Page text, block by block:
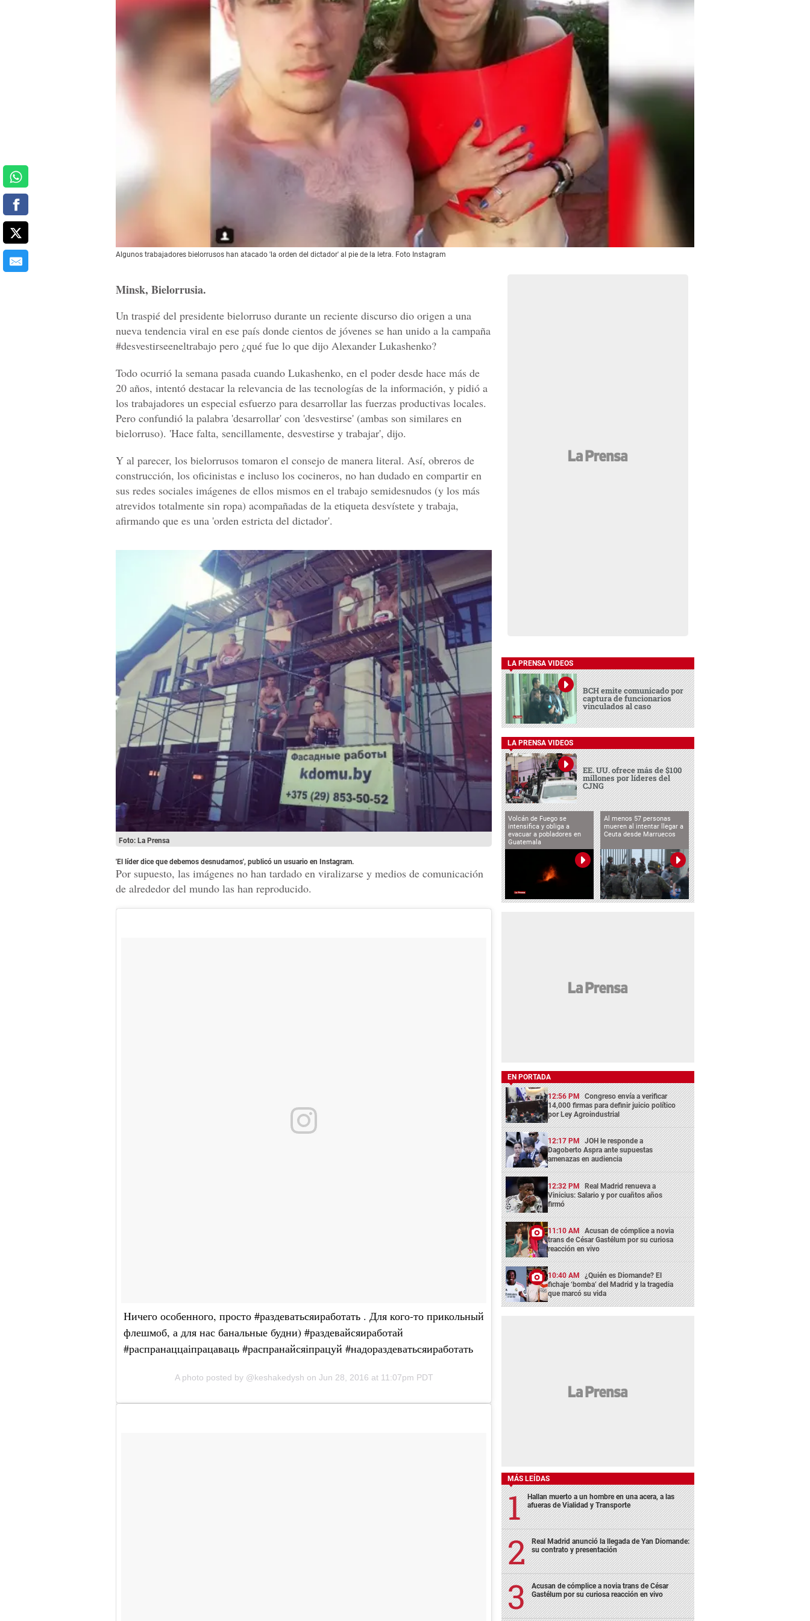
Algunos trabajadores bielorrusos han atacado 'la orden del dictador' al pie de la letra. Foto Instagram
Minsk, Bielorrusia.
Un traspié del presidente bielorruso durante un reciente discurso dio origen a una
nueva tendencia viral en ese país donde cientos de jóvenes se han unido a la campaña
#desvestirseeneltrabajo pero ¿qué fue lo que dijo Alexander Lukashenko?
Todo ocurrió la semana pasada cuando Lukashenko, en el poder desde hace más de
20 años, intentó destacar la relevancia de las tecnologías de la información, y pidió a
los trabajadores un especial esfuerzo para desarrollar las fuerzas productivas locales.
Pero confundió la palabra 'desarrollar' con 'desvestirse' (ambas son similares en
bielorruso). 'Hace falta, sencillamente, desvestirse y trabajar', dijo.
Y al parecer, los bielorrusos tomaron el consejo de manera literal. Así, obreros de
construcción, los oficinistas e incluso los cocineros, no han dudado en compartir en
sus redes sociales imágenes de ellos mismos en el trabajo semidesnudos (y los más
atrevidos totalmente sin ropa) acompañadas de la etiqueta desvístete y trabaja,
afirmando que es una 'orden estricta del dictador'.
Foto: La Prensa
'El líder dice que debemos desnudarnos', publicó un usuario en Instagram.
Por supuesto, las imágenes no han tardado en viralizarse y medios de comunicación
de alrededor del mundo las han reproducido.
Ничего особенного, просто #раздеватьсяиработать . Для кого-то прикольный
флешмоб, а для нас банальные будни) #раздевайсяиработай
#распранаццаіпрацаваць #распранайсяіпрацуй #надораздеватьсяиработать
A photo posted by @keshakedysh on Jun 28, 2016 at 11:07pm PDT
LA PRENSA VIDEOS
BCH emite comunicado por
captura de funcionarios
vinculados al caso
LA PRENSA VIDEOS
EE. UU. ofrece más de $100
millones por líderes del
CJNG
Volcán de Fuego se
intensifica y obliga a
evacuar a pobladores en
Guatemala
Al menos 57 personas
mueren al intentar llegar a
Ceuta desde Marruecos
EN PORTADA
12:56 PM Congreso envía a verificar
14,000 firmas para definir juicio político
por Ley Agroindustrial
12:17 PM JOH le responde a
Dagoberto Aspra ante supuestas
amenazas en audiencia
12:32 PM Real Madrid renueva a
Vinicius: Salario y por cuañtos años
firmó
11:10 AM Acusan de cómplice a novia
trans de César Gastélum por su curiosa
reacción en vivo
10:40 AM ¿Quién es Diomande? El
fichaje ‘bomba’ del Madrid y la tragedia
que marcó su vida
MÁS LEÍDAS
Hallan muerto a un hombre en una acera, a las
afueras de Vialidad y Transporte
Real Madrid anunció la llegada de Yan Diomande:
su contrato y presentación
Acusan de cómplice a novia trans de César
Gastélum por su curiosa reacción en vivo